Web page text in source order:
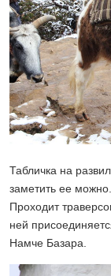
Табличка на
заметить ее
Проходит
ней
Намче Базара.